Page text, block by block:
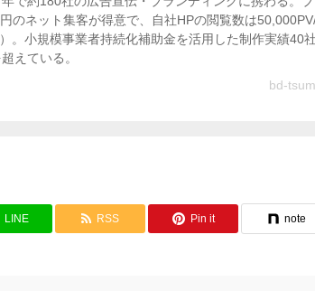
のネット集客が得意で、自社HPの閲覧数は
。小規模事業者持続化補助金を活用した制作実績40社
えている。
bd-
LINE RSS Pin it note